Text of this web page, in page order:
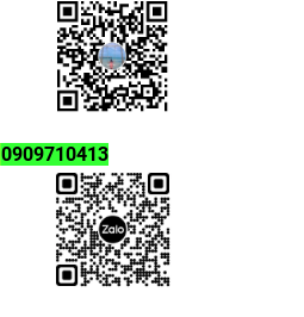
0909710413